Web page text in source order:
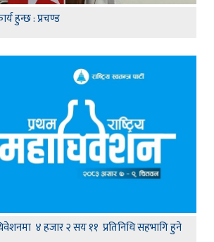
हुन्छ : प्रचण्ड
४ हजार २ सय ११ प्रतिनिधि सहभागि हुने